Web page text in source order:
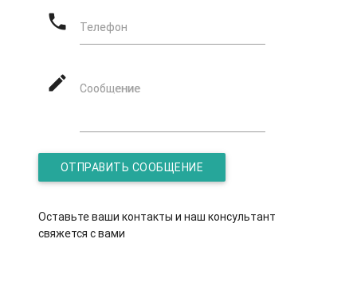
phone Телефон
mode_edit Сообшение
Оставьте ваши контакты и наш консультант
свяжется с вами